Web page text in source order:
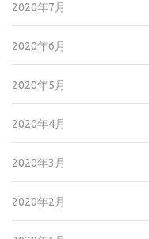
2020年7月
2020年6月
2020年5月
2020年4月
2020年3月
2020年2月